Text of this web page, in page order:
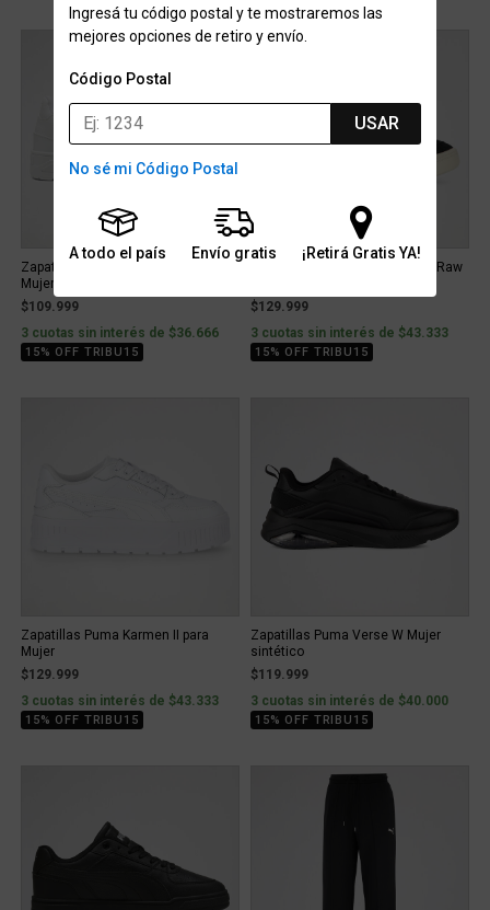
Ingresá tu código postal y te mostraremos las
mejores opciones de retiro y envío.
Código Postal
USAR
No sé mi Código Postal
A todo el país Envío gratis ¡Retirá Gratis YA!
Zapatillas Puma Shuffle Downtown
Mujer
$109.999
3 cuotas sin interés de $36.666
15% OFF TRIBU15
Zapatillas Puma Park Lifestyle Raw
$129.999
3 cuotas sin interés de $43.333
15% OFF TRIBU15
Zapatillas Puma Karmen II para
Mujer
$129.999
3 cuotas sin interés de $43.333
15% OFF TRIBU15
Zapatillas Puma Verse W Mujer
sintético
$119.999
3 cuotas sin interés de $40.000
15% OFF TRIBU15